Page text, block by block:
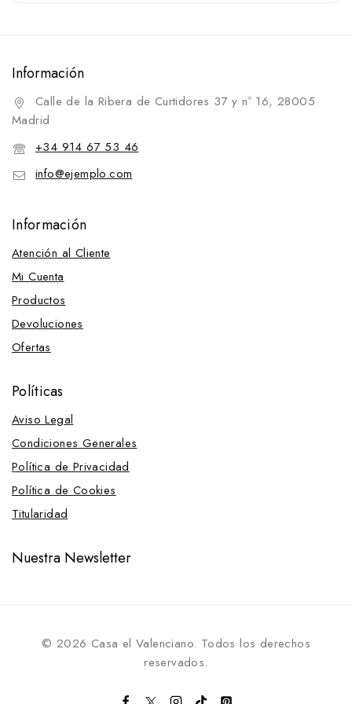
Establo, Guadarnés y Pista
Correas de espuela
Cortesía
Cubrecolas
Cuidado de los cascos
pelo y tendones
Suplementos alimenticios y recompensas
Cuidado de piel
pelo y tendones
Varios regalo
Inicio
Cuidados y Salud
Accesorios para limpieza
Almohazas y Esponjas
Brochas
Bruzas
Cepillos
Peines
Esquiladoras y Repuestos
Información
Calle de la Ribera de Curtidores 37 y nº 16, 28005
Madrid
+34 914 67 53 46
info@ejemplo.com
Información
Atención al Cliente
Mi Cuenta
Productos
Devoluciones
Ofertas
Políticas
Aviso Legal
Condiciones Generales
Política de Privacidad
Política de Cookies
Titularidad
Nuestra Newsletter
© 2026 Casa el Valenciano. Todos los derechos
reservados.